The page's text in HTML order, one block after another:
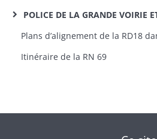
POLICE DE LA GRANDE VOIRIE
Itinéraire de la RN 69